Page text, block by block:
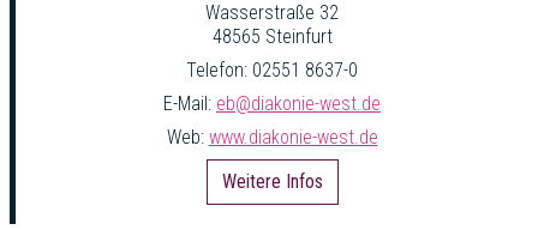
Wasserstraße 32
48565 Steinfurt
Telefon: 02551 8637-0
E-Mail: eb@diakonie-west.de
Web: www.diakonie-west.de
Weitere Infos